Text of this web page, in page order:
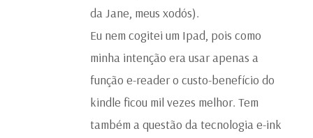
da Jane, meus xodós).
Eu nem cogitei um Ipad, pois como
minha intenção era usar apenas a
função e-reader o custo-benefício do
kindle ficou mil vezes melhor. Tem
também a questão da tecnologia e-ink